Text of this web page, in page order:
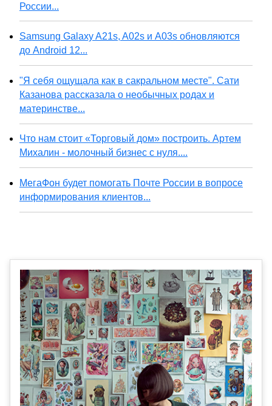
России...
Samsung Galaxy A21s, A02s и A03s обновляются
до Android 12...
"Я себя ощущала как в сакральном месте". Сати
Казанова рассказала о необычных родах и
материнстве...
Что нам стоит «Торговый дом» построить. Артем
Михалин - молочный бизнес с нуля....
МегаФон будет помогать Почте России в вопросе
информирования клиентов...